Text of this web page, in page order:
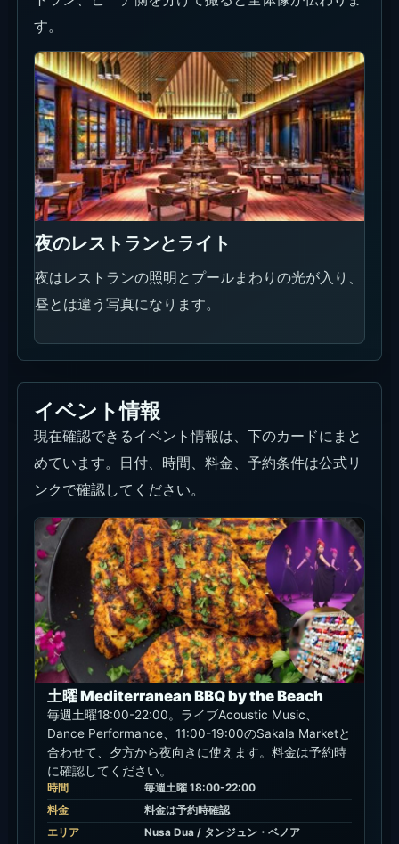
ンクで確認してください。
土曜 Mediterranean BBQ by the Beach
毎週土曜18:00-22:00。ライブAcoustic Music、
Dance Performance、11:00-19:00のSakala Marketと
合わせて、夕方から夜向きに使えます。料金は予約時
に確認してください。
時間
毎週土曜 18:00-22:00
イベント詳細を見る
水曜 Balinese Vaganza BBQ
毎週水曜18:00-22:00。IDR 200,000++からのBBQ、
エスニックバンド、Sakala Market、無料ウォーター
バレーとジャムークラスを楽しめる夜です。
時間
毎週水曜 18:00-22:00
料金
IDR 200,000++から
エリア
Nusa Dua / タンジュン・ベノア
イベント詳細を見る